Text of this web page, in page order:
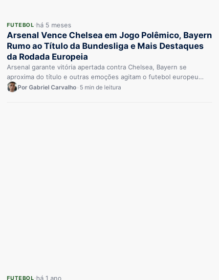
FUTEBOL há 5 meses
Arsenal Vence Chelsea em Jogo Polêmico, Bayern
Rumo ao Título da Bundesliga e Mais Destaques
da Rodada Europeia
Arsenal garante vitória apertada contra Chelsea, Bayern se
aproxima do título e outras emoções agitam o futebol europeu
Mais um…
Por Gabriel Carvalho 5 min de leitura
FUTEBOL há 1 ano